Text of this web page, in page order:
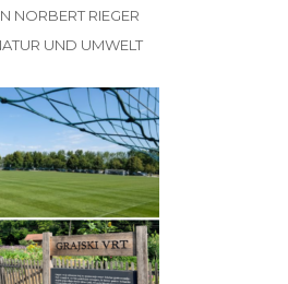
NORBERT RIEGER
UND UMWELT